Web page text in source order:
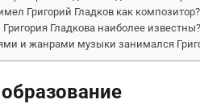
Григорий Гладков как композитор?
Гладкова наиболее известны?
и жанрами музыки занимался